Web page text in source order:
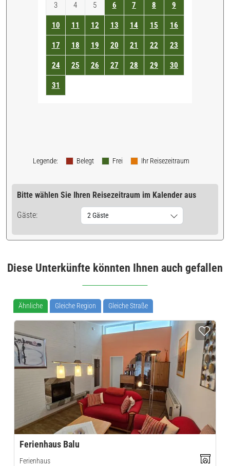
3 4 5 6 7 8 9
10 11 12 13 14 15 16
17 18 19 20 21 22 23
24 25 26 27 28 29 30
31
Legende: Belegt Frei Ihr Reisezeitraum
Bitte wählen Sie Ihren Reisezeitraum im Kalender aus
Gäste: 2 Gäste
Diese Unterkünfte könnten Ihnen auch gefallen
Ähnliche Gleiche Region Gleiche Straße
Ferienhaus Balu
Ferienhaus